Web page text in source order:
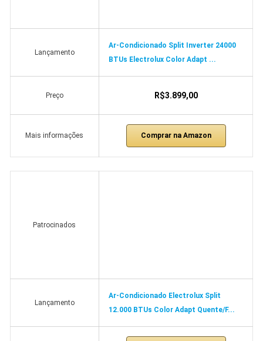
Lançamento
Ar-Condicionado Split Inverter 24000
BTUs Electrolux Color Adapt ...
Preço R$3.899,00
Mais informações Comprar na Amazon
Patrocinados
Lançamento
Ar-Condicionado Electrolux Split
12.000 BTUs Color Adapt Quente/F...